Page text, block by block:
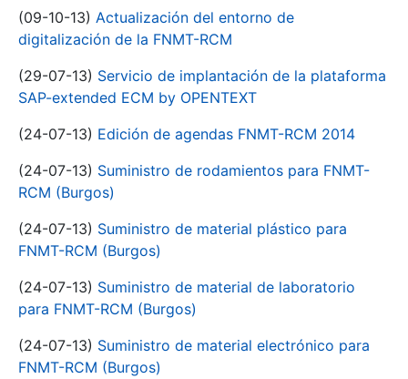
(09-10-13) Actualización del entorno de
digitalización de la FNMT-RCM
(29-07-13) Servicio de implantación de la plataforma
SAP-extended ECM by OPENTEXT
(24-07-13) Edición de agendas FNMT-RCM 2014
(24-07-13) Suministro de rodamientos para FNMT-
RCM (Burgos)
(24-07-13) Suministro de material plástico para
FNMT-RCM (Burgos)
(24-07-13) Suministro de material de laboratorio
para FNMT-RCM (Burgos)
(24-07-13) Suministro de material electrónico para
FNMT-RCM (Burgos)